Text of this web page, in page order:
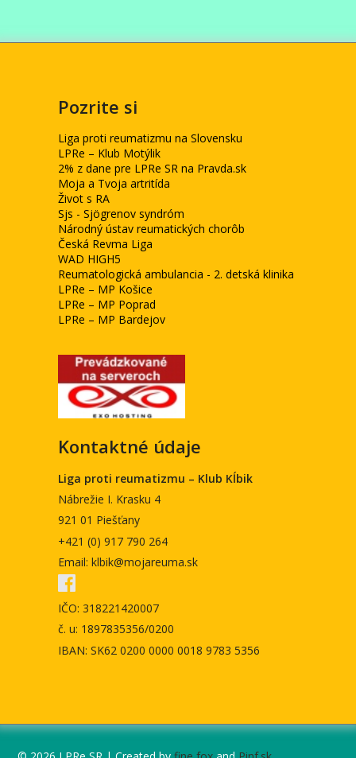
Pozrite si
Liga proti reumatizmu na Slovensku
LPRe – Klub Motýlik
2% z dane pre LPRe SR na Pravda.sk
Moja a Tvoja artritída
Život s RA
Sjs - Sjögrenov syndróm
Národný ústav reumatických chorôb
Česká Revma Liga
WAD HIGH5
Reumatologická ambulancia - 2. detská klinika
LPRe – MP Košice
LPRe – MP Poprad
LPRe – MP Bardejov
Kontaktné údaje
Liga proti reumatizmu – Klub Kĺbik
Nábrežie I. Krasku 4
921 01 Piešťany
+421 (0) 917 790 264
Email: klbik@mojareuma.sk
IČO: 318221420007
č. u: 1897835356/0200
IBAN: SK62 0200 0000 0018 9783 5356